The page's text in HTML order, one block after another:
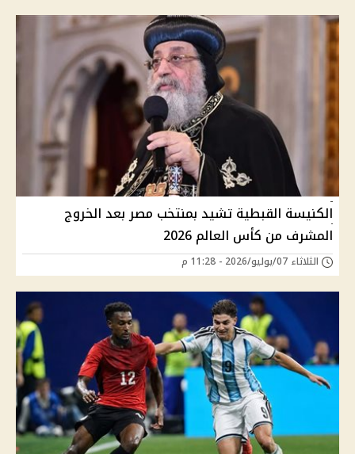
الكنيسة القبطية تشيد بمنتخب مصر بعد الخروج
المشرف من كأس العالم 2026
الثلاثاء 07/يوليو/2026 - 11:28 م